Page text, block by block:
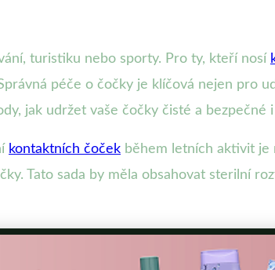
letních
turistiku nebo sporty. Pro ty, kteří nosí
péče o čočky je klíčová nejen pro
jak udržet vaše čočky čisté a bezpečné
kontaktních čoček během letních aktivit je
Tato sada by měla obsahovat sterilní